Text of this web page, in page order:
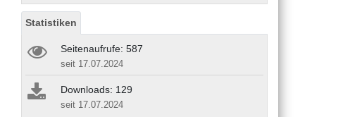
Statistiken
Seitenaufrufe: 587
seit 17.07.2024
Downloads: 129
seit 17.07.2024